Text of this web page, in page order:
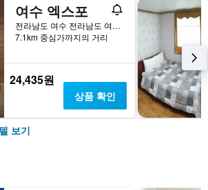
여수 엑스포
전라남도 여수 전라남도 여수시 관문서2길 7
7.1km 중심가까지의 거리
24,435원
상품 확인
보기